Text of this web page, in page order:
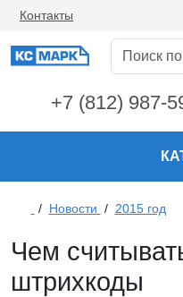
Контакты
+7 (812) 987-
/ Новости / 2015 год
Чем
штрихкоды